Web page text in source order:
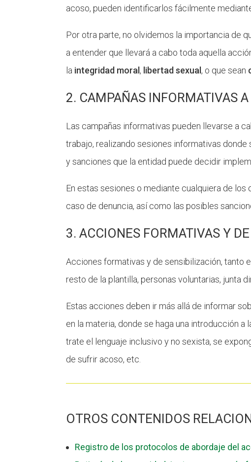
acoso, pueden identificarlos fácilmente
Por otra parte, no olvidemos la importancia de
a entender que llevará a cabo toda aquella
la integridad moral , libertad sexual , o que sean
2. CAMPAÑAS INFORMATIVAS
Las campañas informativas pueden llevarse a
trabajo, realizando sesiones informativas
y sanciones que la entidad puede decidir
En estas sesiones o mediante cualquiera de
caso de denuncia, así como las posibles
3. ACCIONES FORMATIVAS Y
Acciones formativas y de sensibilización, tanto
resto de la plantilla, personas voluntarias, junta
Estas acciones deben ir más allá de informar
en la materia, donde se haga una introducción
trate el lenguaje inclusivo y no sexista, se
de sufrir acoso, etc.
OTROS CONTENIDOS
Registro de los protocolos de abordaje del